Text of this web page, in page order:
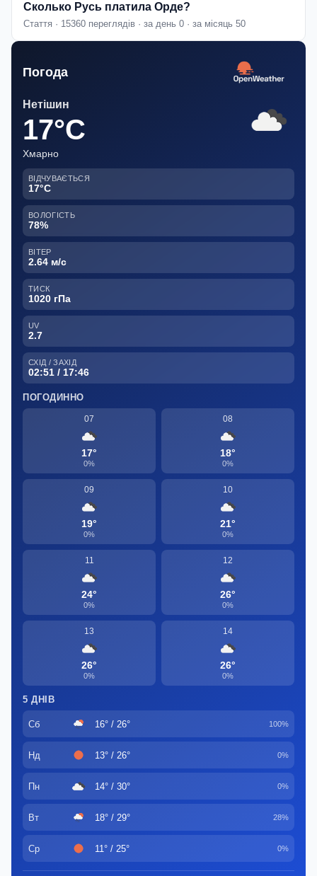
Сколько Русь платила Орде?
Стаття · 15360 переглядів · за день 0 · за місяць 50
Погода
Нетішин
17°C
Хмарно
ВІДЧУВАЄТЬСЯ
17°C
ВОЛОГІСТЬ
78%
ВІТЕР
2.64 м/с
ТИСК
1020 гПа
UV
2.7
СХІД / ЗАХІД
02:51 / 17:46
ПОГОДИННО
07
17°
0%
08
18°
0%
09
19°
0%
10
21°
0%
11
24°
0%
12
26°
0%
13
26°
0%
14
26°
0%
5 ДНІВ
Сб 16° / 26° 100%
Нд 13° / 26° 0%
Пн 14° / 30° 0%
Вт 18° / 29° 28%
Ср 11° / 25° 0%